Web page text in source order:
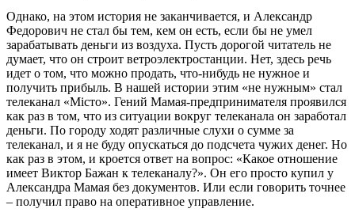
Однако, на этом история не заканчивается, и Александр
Федорович не стал бы тем, кем он есть, если бы не умел
зарабатывать деньги из воздуха. Пусть дорогой читатель не
думает, что он строит ветроэлектростанции. Нет, здесь речь
идет о том, что можно продать, что-нибудь не нужное и
получить прибыль. В нашей истории этим «не нужным» стал
телеканал «Місто». Гений Мамая-предпринимателя проявился
как раз в том, что из ситуации вокруг телеканала он заработал
деньги. По городу ходят различные слухи о сумме за
телеканал, и я не буду опускаться до подсчета чужих денег. Но
как раз в этом, и кроется ответ на вопрос: «Какое отношение
имеет Виктор Бажан к телеканалу?». Он его просто купил у
Александра Мамая без документов. Или если говорить точнее
– получил право на оперативное управление.